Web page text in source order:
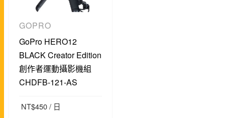
GOPRO
GoPro HERO12
BLACK Creator Edition
創作者運動攝影機組
CHDFB-121-AS
NT$450/ 日